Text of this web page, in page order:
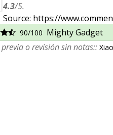
4.3/5.
Source: https://
90/100 Mighty Gadget
previa o revisión sin notas::